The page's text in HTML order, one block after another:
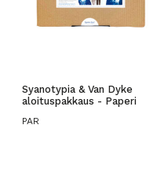
Syanotypia & Van Dyke
aloituspakkaus - Paperi
PAR